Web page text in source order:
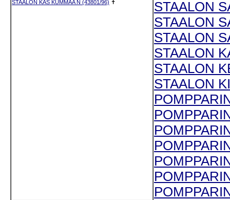
STAALON KAS KUMMAA N (43801/96) ✝
STAALON
STAALON
STAALON
STAALON
STAALON
STAALON